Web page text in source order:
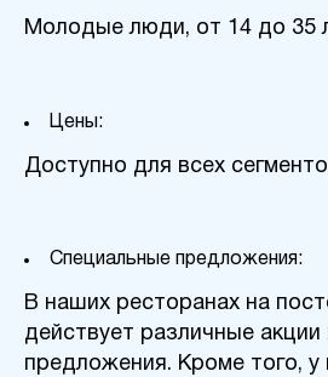
Молодые люди, от 14 до 35
Цены:
Доступно для всех
Специальные предложения:
В наших ресторанах на
действует различные
предложения. Кроме того, у